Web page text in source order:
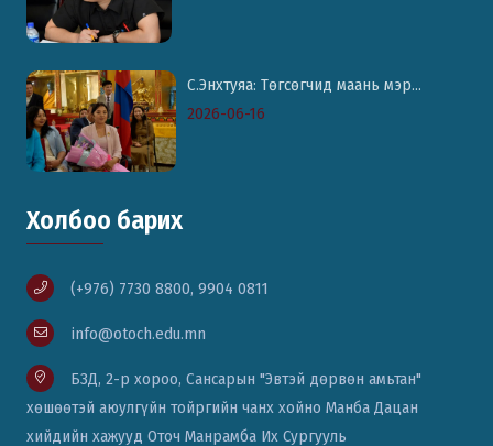
С.Энхтуяа: Төгсөгчид маань мэр...
2026-06-16
Холбоо барих
(+976) 7730 8800, 9904 0811
info@otoch.edu.mn
БЗД, 2-р хороо, Сансарын "Эвтэй дөрвөн амьтан"
хөшөөтэй аюулгүйн тойргийн чанх хойно Манба Дацан
хийдийн хажууд Оточ Манрамба Их Сургууль